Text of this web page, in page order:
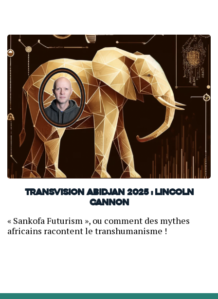
TransVision Abidjan 2025 : Lincoln
Cannon
« Sankofa Futurism », ou comment des mythes
africains racontent le transhumanisme !